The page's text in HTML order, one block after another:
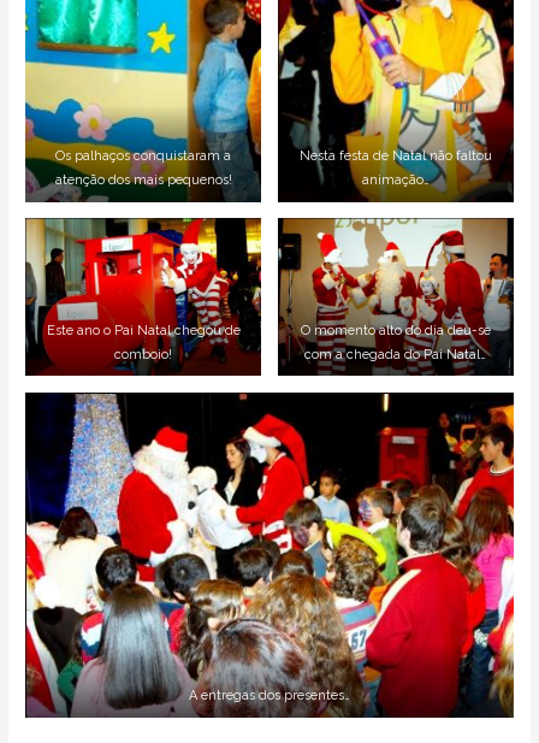
Os palhaços conquistaram a
atenção dos mais pequenos!
Nesta festa de Natal não faltou
animação…
Este ano o Pai Natal chegou de
comboio!
O momento alto do dia deu-se
com a chegada do Pai Natal…
A entregas dos presentes…